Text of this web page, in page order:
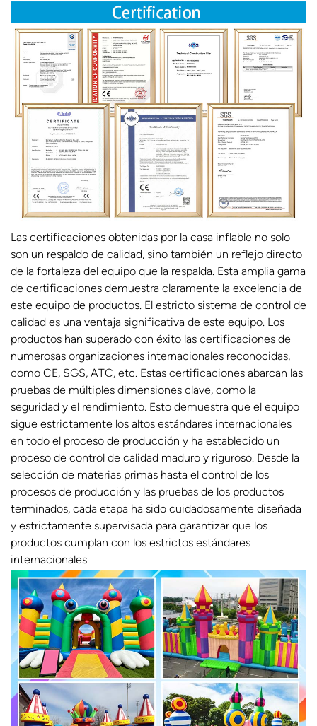
Las certificaciones obtenidas por la casa inflable no solo
son un respaldo de calidad, sino también un reflejo directo
de la fortaleza del equipo que la respalda. Esta amplia gama
de certificaciones demuestra claramente la excelencia de
este equipo de productos. El estricto sistema de control de
calidad es una ventaja significativa de este equipo. Los
productos han superado con éxito las certificaciones de
numerosas organizaciones internacionales reconocidas,
como CE, SGS, ATC, etc. Estas certificaciones abarcan las
pruebas de múltiples dimensiones clave, como la
seguridad y el rendimiento. Esto demuestra que el equipo
sigue estrictamente los altos estándares internacionales
en todo el proceso de producción y ha establecido un
proceso de control de calidad maduro y riguroso. Desde la
selección de materias primas hasta el control de los
procesos de producción y las pruebas de los productos
terminados, cada etapa ha sido cuidadosamente diseñada
y estrictamente supervisada para garantizar que los
productos cumplan con los estrictos estándares
internacionales.